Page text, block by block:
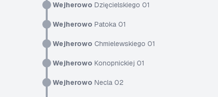
Wejherowo Dzięcielskiego 01
Wejherowo Patoka 01
Wejherowo Chmielewskiego 01
Wejherowo Konopnickiej 01
Wejherowo Necla 02